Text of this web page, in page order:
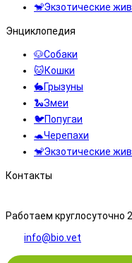
🐒Экзотические
Энциклопедия
🐶Собаки
🐱Кошки
🐇Грызуны
🐍Змеи
🐦Попугаи
🐢Черепахи
🐒Экзотические
Контакты
Работаем круглосуточно
info@bio.vet